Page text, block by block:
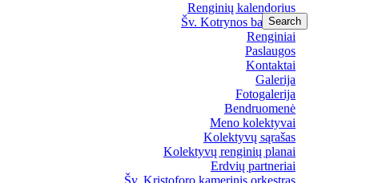
Renginių kalendorius
Šv. Kotrynos bažnyčia
Renginiai
Paslaugos
Kontaktai
Galerija
Fotogalerija
Bendruomenė
Meno kolektyvai
Kolektyvų sąrašas
Kolektyvų renginių planai
Erdvių partneriai
Šv. Kristoforo kamerinis orkestras